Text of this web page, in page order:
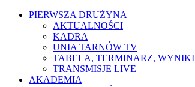
PIERWSZA DRUŻYNA
AKTUALNOŚCI
KADRA
UNIA TARNÓW TV
TABELA, TERMINARZ, WYNIKI
TRANSMISJE LIVE
AKADEMIA